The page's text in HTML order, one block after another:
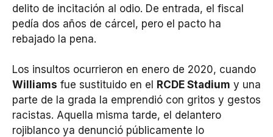
delito de incitación al odio. De entrada, el fiscal
pedía dos años de cárcel, pero el pacto ha
rebajado la pena.
Los insultos ocurrieron en enero de 2020, cuando
Williams fue sustituido en el RCDE Stadium y una
parte de la grada la emprendió con gritos y gestos
racistas. Aquella misma tarde, el delantero
rojiblanco ya denunció públicamente lo